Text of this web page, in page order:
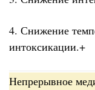
4. Снижение
интоксикации.+
Непрерывное